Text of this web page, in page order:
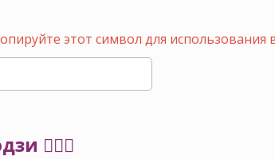
этот символ для использования
🧔🏿‍♀️